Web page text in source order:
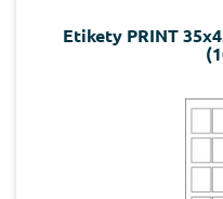
Etikety PRINT